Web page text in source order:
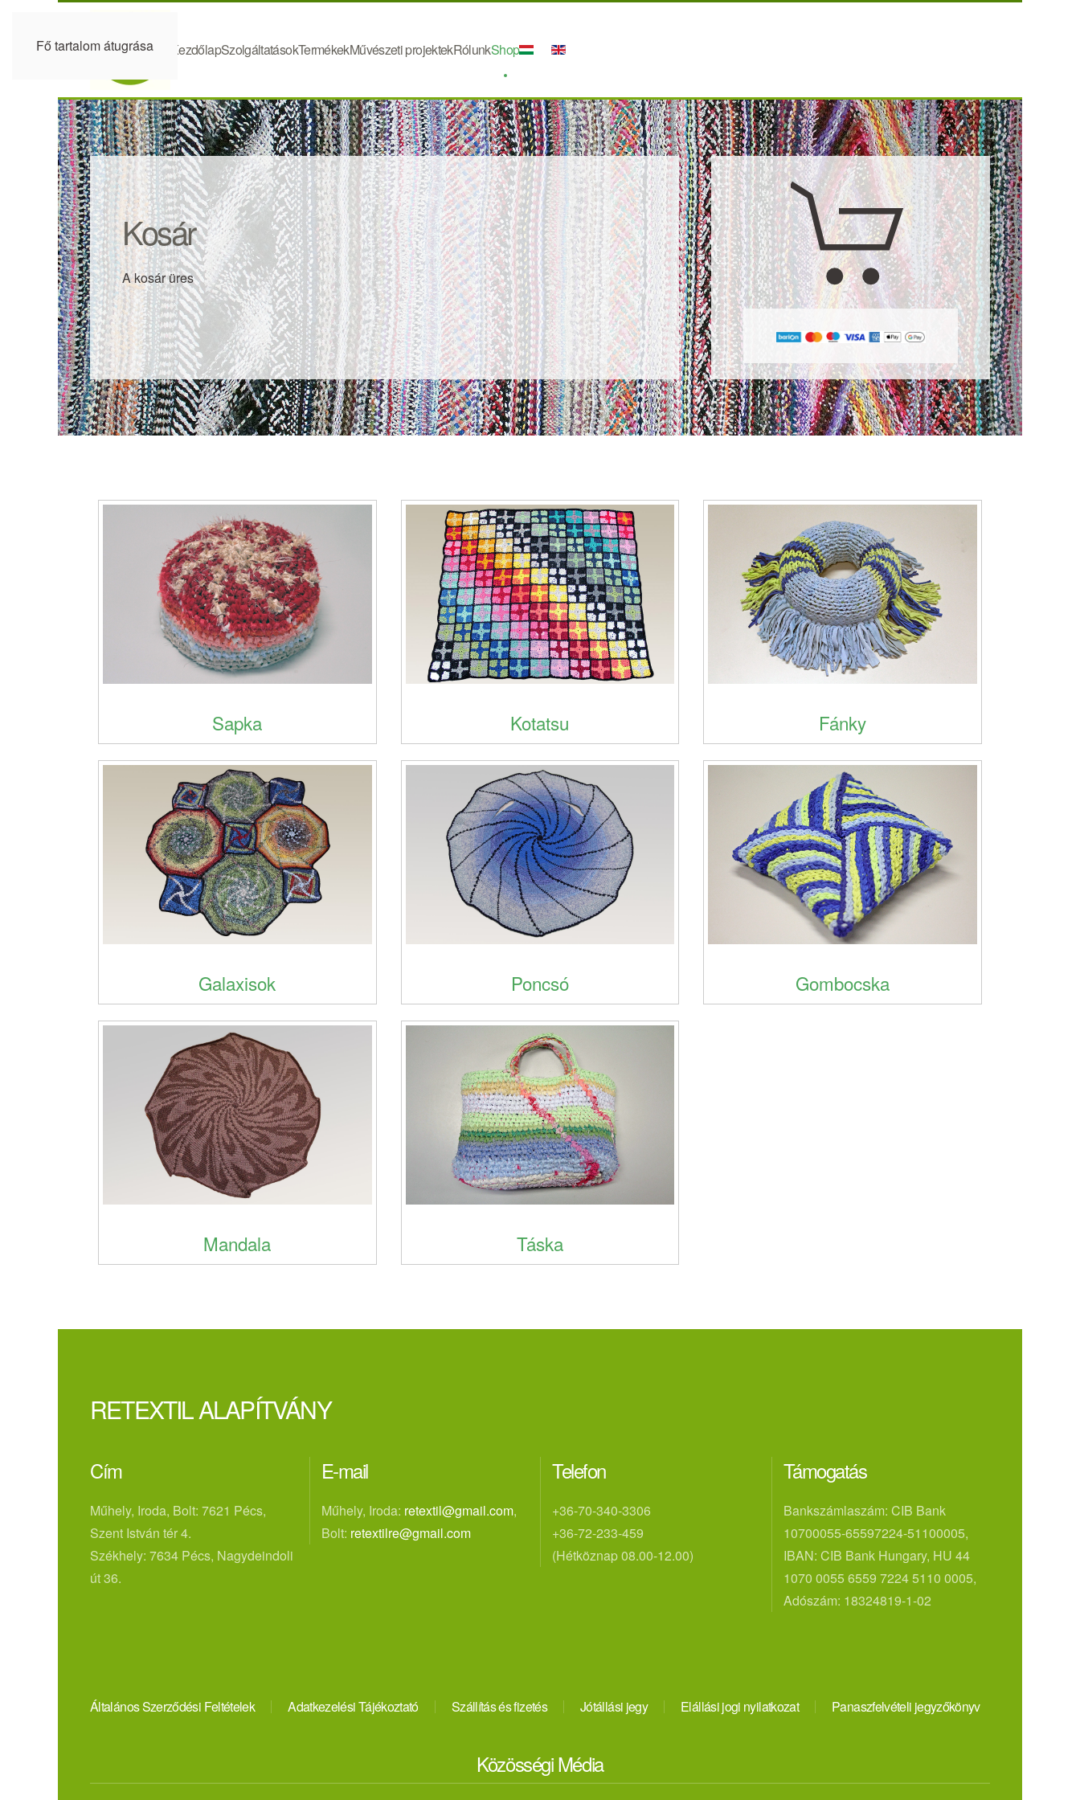
Fő tartalom átugrása KezdőlapSzolgáltatásokTermékekMűvészeti projektekRólunkShop
Kosár
A kosár üres
Sapka Kotatsu Fánky
Galaxisok Poncsó Gombocska
Mandala Táska
RETEXTIL ALAPÍTVÁNY
Cím
Műhely, Iroda, Bolt: 7621 Pécs,
Szent István tér 4.
Székhely: 7634 Pécs, Nagydeindoli
út 36.
E-mail
Műhely, Iroda: retextil@gmail.com,
Bolt: retextilre@gmail.com
Telefon
+36-70-340-3306
+36-72-233-459
(Hétköznap 08.00-12.00)
Támogatás
Bankszámlaszám: CIB Bank
10700055-65597224-51100005,
IBAN: CIB Bank Hungary, HU 44
1070 0055 6559 7224 5110 0005,
Adószám: 18324819-1-02
Általános Szerződési Feltételek Adatkezelési Tájékoztató Szállítás és fizetés Jótállási jegy Elállási jogi nyilatkozat Panaszfelvételi jegyzőkönyv
Közösségi Média